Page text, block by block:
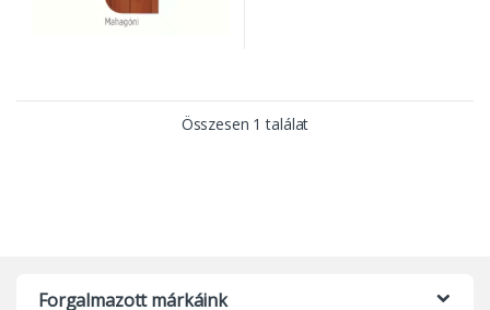
Összesen 1 találat
Forgalmazott márkáink